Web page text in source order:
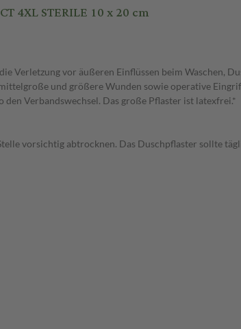
4XL STERILE 10 x 20 cm
Verletzung vor äußeren Einflüssen beim Waschen,
und größere Wunden sowie operative
Verbandswechsel. Das große Pflaster ist latexfrei.*
vorsichtig abtrocknen. Das Duschpflaster sollte